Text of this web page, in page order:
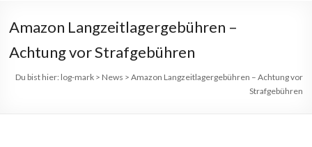
Amazon Langzeitlagergebühren –
Achtung vor Strafgebühren
Du bist hier: log-mark> News > Amazon Langzeitlagergebühren – Achtung vor
Strafgebühren